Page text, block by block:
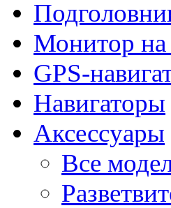
Монитор на
GPS-
Навигаторы
Аксессуары
Все